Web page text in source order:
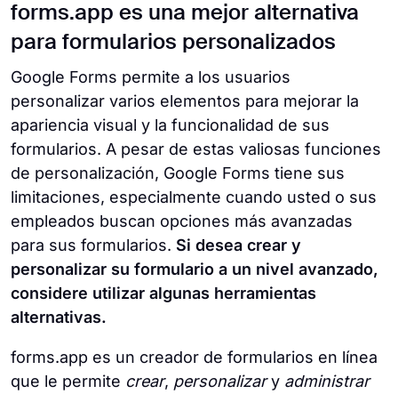
forms.app es una mejor alternativa
para formularios personalizados
Google Forms permite a los usuarios
personalizar varios elementos para mejorar la
apariencia visual y la funcionalidad de sus
formularios. A pesar de estas valiosas funciones
de personalización, Google Forms tiene sus
limitaciones, especialmente cuando usted o sus
empleados buscan opciones más avanzadas
para sus formularios. Si desea crear y
personalizar su formulario a un nivel avanzado,
considere utilizar algunas herramientas
alternativas.
forms.app es un creador de formularios en línea
que le permite crear, personalizary administrar